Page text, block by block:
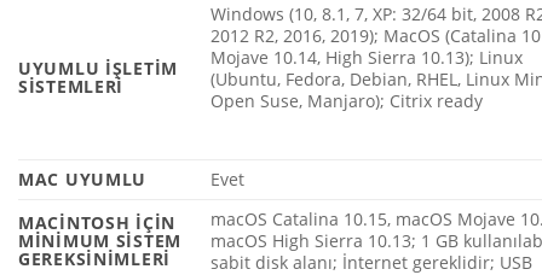
UYUMLU İŞLETIM
SISTEMLERI
Windows (10, 8.1, 7, XP: 32/64 bit, 2008
2012 R2, 2016, 2019); MacOS (Catalina
Mojave 10.14, High Sierra 10.13); Linux
(Ubuntu, Fedora, Debian, RHEL, Linux
Open Suse, Manjaro); Citrix ready
MAC UYUMLU
Evet
MACINTOSH IÇIN
MINIMUM SISTEM
GEREKSINIMLERI
macOS Catalina 10.15, macOS Mojave
macOS High Sierra 10.13; 1 GB
sabit disk alanı; İnternet gereklidir; USB